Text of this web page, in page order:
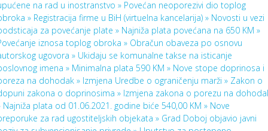
na rad u inostranstvo » Povećan neoporezivi dio toplog
» Registracija firme u BiH (virtuelna kancelarija) » Novosti u vezi
za povećanje plate » Najniža plata povećana na 650 KM »
iznosa toplog obroka » Obračun obaveza po osnovu
ugovora » Ukidaju se komunalne takse na isticanje
imena » Minimalna plata 590 KM » Nove stope doprinosa i
na dohodak » Izmjena Uredbe o ograničenju marži » Zakon o
zakona o doprinosima » Izmjena zakona o porezu na
Najniža plata od 01.06.2021. godine biće 540,00 KM » Nove
za rad ugostiteljskih objekata » Grad Doboj objavio javni